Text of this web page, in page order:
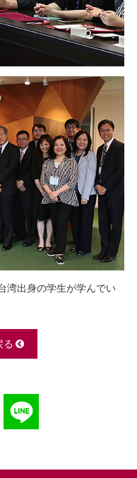
湾出身の学生が学んでい
る